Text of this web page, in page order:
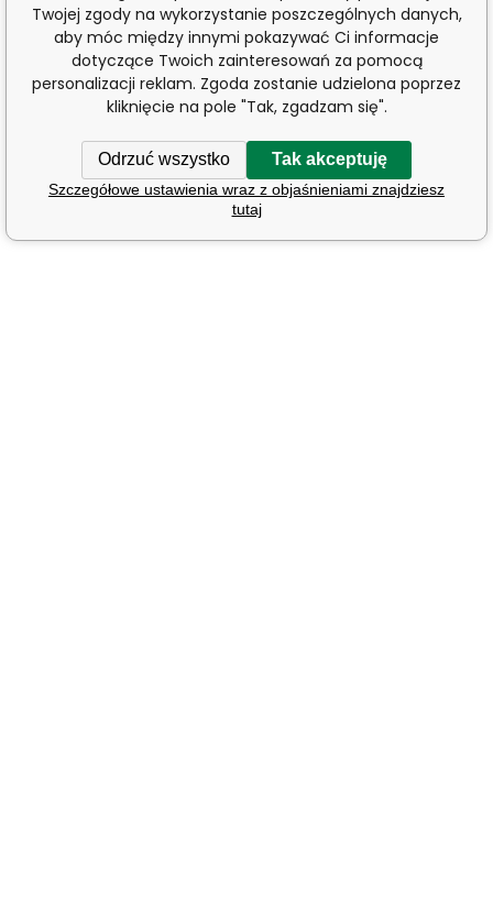
Twojej zgody na wykorzystanie poszczególnych danych,
aby móc między innymi pokazywać Ci informacje
dotyczące Twoich zainteresowań za pomocą
personalizacji reklam. Zgoda zostanie udzielona poprzez
kliknięcie na pole "Tak, zgadzam się".
Odrzuć wszystko Tak akceptuję
Szczegółowe ustawienia wraz z objaśnieniami znajdziesz
tutaj